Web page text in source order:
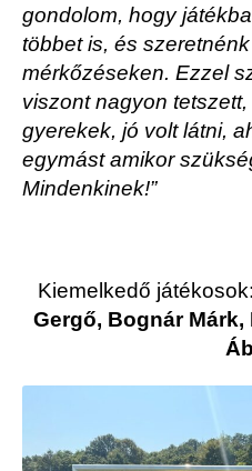
gondolom, hogy
többet is, és
mérkőzéseken. Ezzel
viszont nagyon
gyerekek, jó volt látni,
egymást amikor
Mindenkinek!”
Kiemelkedő játékosok:
Gergő, Bognár